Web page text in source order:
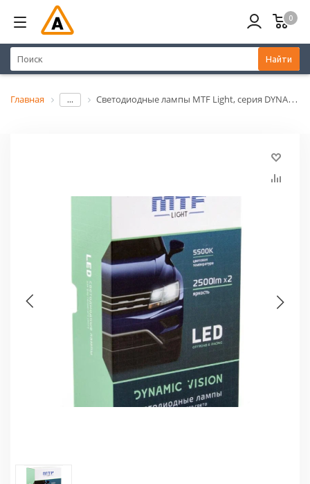
0
Найти
Главная ... Светодиодные лампы MTF Light, серия DYNAMIC VISION LED, H3, 28W, 2500lm, 5500K, кулер, 2шт.